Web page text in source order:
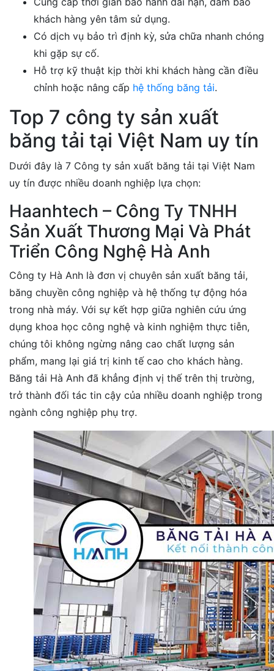
khách hàng yên tâm sử dụng.
Có dịch vụ bảo trì định kỳ, sửa chữa nhanh chóng
khi gặp sự cố.
Hỗ trợ kỹ thuật kịp thời khi khách hàng cần điều
chỉnh hoặc nâng cấp hệ thống băng tải.
Top 7 công ty sản xuất
băng tải tại Việt Nam uy tín
Dưới đây là 7 Công ty sản xuất băng tải tại Việt Nam
uy tín được nhiều doanh nghiệp lựa chọn:
Haanhtech – Công Ty TNHH
Sản Xuất Thương Mại Và Phát
Triển Công Nghệ Hà Anh
Công ty Hà Anh là đơn vị chuyên sản xuất băng tải,
băng chuyền công nghiệp và hệ thống tự động hóa
trong nhà máy. Với sự kết hợp giữa nghiên cứu ứng
dụng khoa học công nghệ và kinh nghiệm thực tiễn,
chúng tôi không ngừng nâng cao chất lượng sản
phẩm, mang lại giá trị kinh tế cao cho khách hàng.
Băng tải Hà Anh đã khẳng định vị thế trên thị trường,
trở thành đối tác tin cậy của nhiều doanh nghiệp trong
ngành công nghiệp phụ trợ.